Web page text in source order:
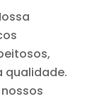
qualidade.